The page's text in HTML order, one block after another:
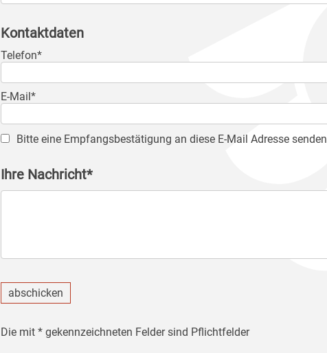
Kontaktdaten
Telefon*
E-Mail*
Bitte eine Empfangsbestätigung an diese E-Mail Adresse senden
Ihre Nachricht*
abschicken
Die mit * gekennzeichneten Felder sind Pflichtfelder